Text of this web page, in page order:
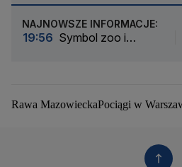
NAJNOWSZE INFORMACJE:
19:56 Symbol zoo i
Rawa MazowieckaPociągi w
Droga